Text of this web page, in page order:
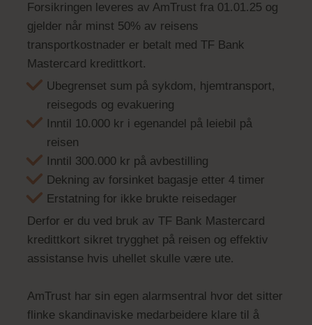
Forsikringen leveres av AmTrust fra 01.01.25 og
gjelder når minst 50% av reisens
transportkostnader er betalt med TF Bank
Mastercard kredittkort.
Ubegrenset sum på sykdom, hjemtransport,
reisegods og evakuering
Inntil 10.000 kr i egenandel på leiebil på
reisen
Inntil 300.000 kr på avbestilling
Dekning av forsinket bagasje etter 4 timer
Erstatning for ikke brukte reisedager
Derfor er du ved bruk av TF Bank Mastercard
kredittkort sikret trygghet på reisen og effektiv
assistanse hvis uhellet skulle være ute.
AmTrust har sin egen alarmsentral hvor det sitter
flinke skandinaviske medarbeidere klare til å